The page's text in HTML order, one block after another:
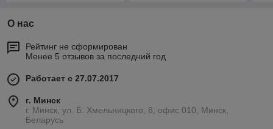
О нас
Рейтинг не сформирован
Менее 5 отзывов за последний год
Работает с 27.07.2017
г. Минск
г. Минск, ул. Б. Хмельницкого, 8, офис 010, Минск,
Беларусь